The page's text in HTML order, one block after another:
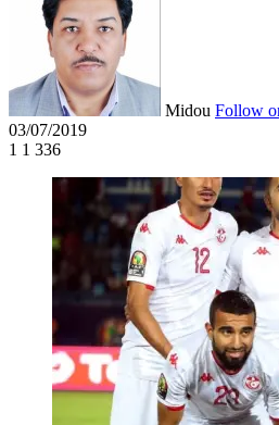
Midou Follow
03/07/2019
1 1 336